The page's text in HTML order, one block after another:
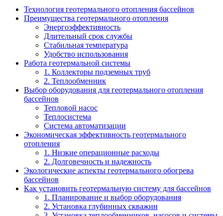
Технология геотермального отопления бассейнов
Преимущества геотермального отопления
Энергоэффективность
Длительный срок службы
Стабильная температура
Удобство использования
Работа геотермальной системы
1. Коллекторы подземных труб
2. Теплообменник
Выбор оборудования для геотермального отопления
бассейнов
Тепловой насос
Теплосистема
Система автоматизации
Экономическая эффективность геотермального
отопления
1. Низкие операционные расходы
2. Долговечность и надежность
Экологические аспекты геотермального обогрева
бассейнов
Как установить геотермальную систему для бассейнов
1. Планирование и выбор оборудования
2. Установка глубинных скважин